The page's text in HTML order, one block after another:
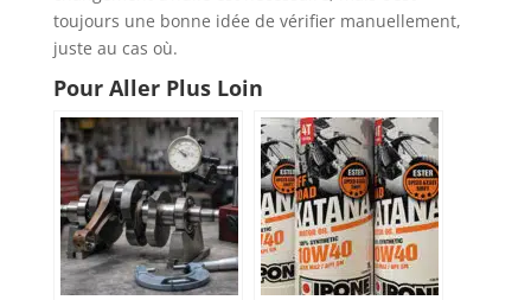
toujours une bonne idée de vérifier manuellement,
juste au cas où.
Pour Aller Plus Loin